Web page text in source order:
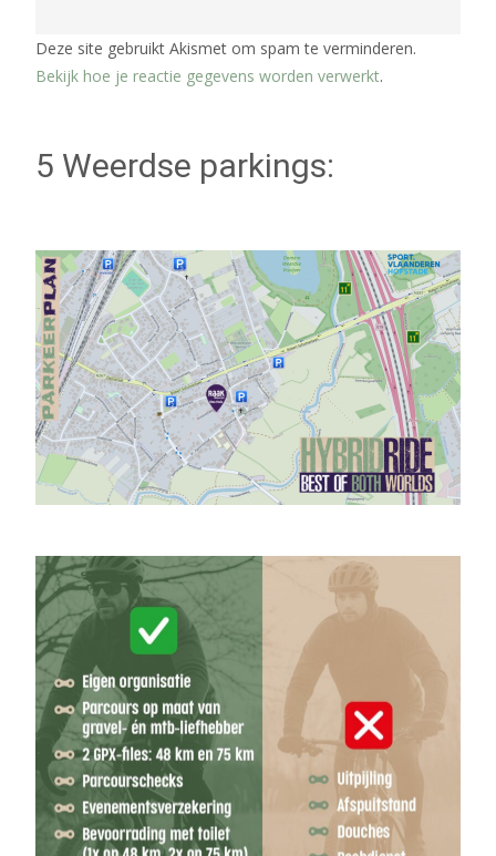
Deze site gebruikt Akismet om spam te verminderen.
Bekijk hoe je reactie gegevens worden verwerkt.
5 Weerdse parkings: